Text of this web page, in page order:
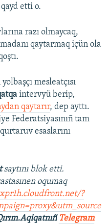
etti o.
razı olmaycaq,
qaytarmaq içün ola
mesleatçısı
intervyü berip,
qaytarır, dep ayttı.
Federatsiyasınıñ tam
esaslarını
saytını blok etti.
oqumaq
?
Telegram